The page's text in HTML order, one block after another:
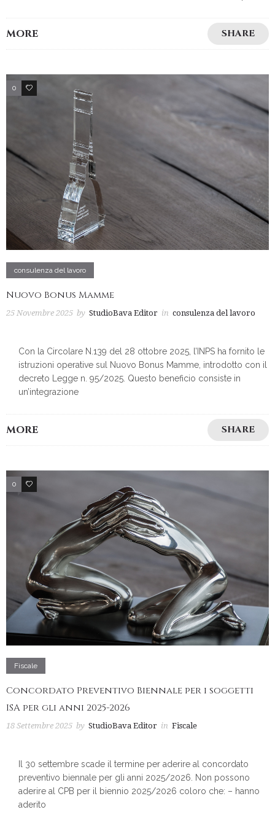
MORE SHARE
0 4
consulenza del lavoro
Nuovo Bonus Mamme
25 Novembre 2025 by StudioBava Editor in consulenza del lavoro
Con la Circolare N.139 del 28 ottobre 2025, l’INPS ha fornito le
istruzioni operative sul Nuovo Bonus Mamme, introdotto con il
decreto Legge n. 95/2025. Questo beneficio consiste in
un’integrazione
MORE SHARE
0 2
Fiscale
Concordato Preventivo Biennale per i soggetti
ISA per gli anni 2025-2026
18 Settembre 2025 by StudioBava Editor in Fiscale
Il 30 settembre scade il termine per aderire al concordato
preventivo biennale per gli anni 2025/2026. Non possono
aderire al CPB per il biennio 2025/2026 coloro che: – hanno
aderito